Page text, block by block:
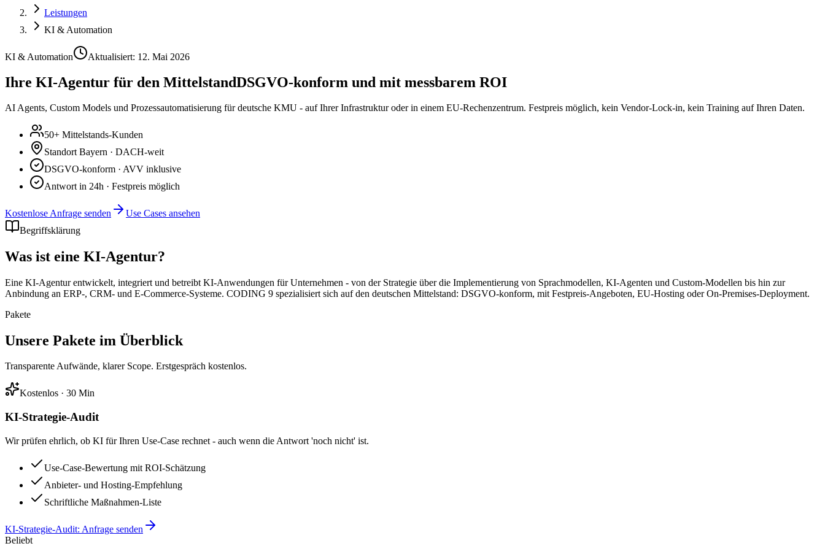
Leistungen
KI & Automation
KI & Automation Aktualisiert: 12. Mai 2026
Ihre KI-Agentur für den MittelstandDSGVO-konform und mit messbarem ROI
AI Agents, Custom Models und Prozessautomatisierung für deutsche KMU - auf Ihrer Infrastruktur oder in einem EU-Rechenzentrum. Festpreis möglich, kein Vendor-Lock-in, kein Training auf Ihren Daten.
50+ Mittelstands-Kunden
Standort Bayern · DACH-weit
DSGVO-konform · AVV inklusive
Antwort in 24h · Festpreis möglich
Kostenlose Anfrage senden
Use Cases ansehen
Begriffsklärung
Was ist eine KI-Agentur?
Eine KI-Agentur entwickelt, integriert und betreibt KI-Anwendungen für Unternehmen - von der Strategie über die Implementierung von Sprachmodellen, KI-Agenten und Custom-Modellen bis hin zur
Anbindung an ERP-, CRM- und E-Commerce-Systeme. CODING 9 spezialisiert sich auf den deutschen Mittelstand: DSGVO-konform, mit Festpreis-Angeboten, EU-Hosting oder On-Premises-Deployment.
Pakete
Unsere Pakete im Überblick
Transparente Aufwände, klarer Scope. Erstgespräch kostenlos.
Kostenlos · 30 Min
KI-Strategie-Audit
Wir prüfen ehrlich, ob KI für Ihren Use-Case rechnet - auch wenn die Antwort 'noch nicht' ist.
Use-Case-Bewertung mit ROI-Schätzung
Anbieter- und Hosting-Empfehlung
Schriftliche Maßnahmen-Liste
KI-Strategie-Audit: Anfrage senden
Beliebt